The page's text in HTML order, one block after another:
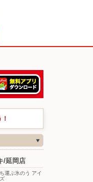
/延岡店
運ぶ氷のう アイ